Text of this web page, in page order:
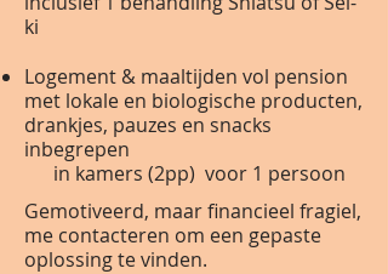
ki
Logement & maaltijden vol pension
met lokale en biologische producten,
drankjes, pauzes en snacks
inbegrepen
in kamers (2pp) voor 1 persoon
Gemotiveerd, maar financieel fragiel,
me contacteren om een gepaste
oplossing te vinden.